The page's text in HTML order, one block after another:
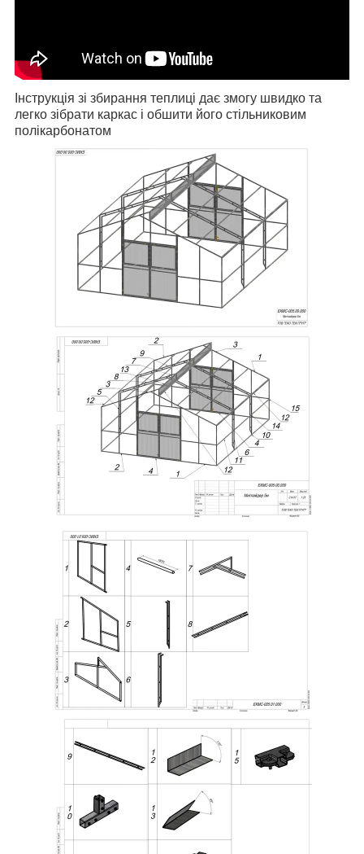
Інструкція зі збирання теплиці дає змогу швидко та
легко зібрати каркас і обшити його стільниковим
полікарбонатом